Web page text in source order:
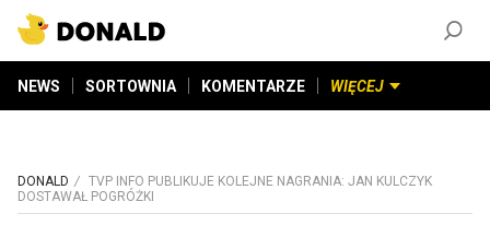
NEWS SORTOWNIA KOMENTARZE WIĘCEJ
DONALD
TVP INFO PUBLIKUJE KOLEJNE NAGRANIA: JAN KULCZYK
DOSTAWAŁ POGRÓŻKI